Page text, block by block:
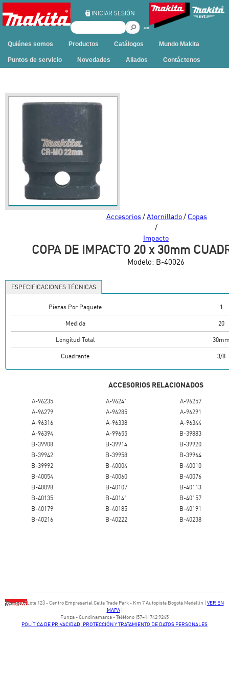
INICIAR SESIÓN
B
s
a
e
n
s
e
s
t
o
Accesorios/Atornillado/ Copas
/
Impacto
COPA DE IMPACTO 20 x 30mm
Modelo: B-40026
ESPECIFICACIONES TÉCNICAS
Piezas Por Paquete 1
Medida 20
Longitud Total
Cuadrante 3/8
ACCESORIOS RELACIONADOS
A-96235 A-96241
A-96257
A-96279
A-96285
A-96291
A-96316
A-96338
A-96344
A-96394
A-99655
B-39883
B-39908
B-39914
B-39920
B-39942
B-39958
B-39964
B-39992
B-40004
B-40010
B-40054
B-40060
B-40076
B-40098
B-40107
B-40113
B-40135
B-40141
B-40157
B-40179
B-40185
B-40191
B-40216
B-40222 B-40238
Quiénes somos Productos Catálogos Mundo Makita
Puntos de servicio Novedades Aliados Contáctenos
Bodega ​3 Lote ​123 - ​Centro Empresarial Celta Trade Park - ​Km 7 Autopista Bogotá Medellín​ ( VER EN
MAPA)
​Funza - Cundinamarca - Teléfono (57+1) 742 9245
POLÍTICA DE PRIVACIDAD, PROTECCIÓN Y TRATAMIENTO DE DATOS PERSONALES